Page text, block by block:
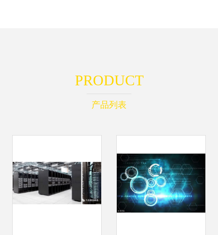
PRODUCT
产品列表